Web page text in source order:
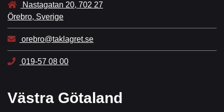
Nastagatan 20, 702 27
Örebro, Sverige
orebro@taklagret.se
019-57 08 00
Västra Götaland